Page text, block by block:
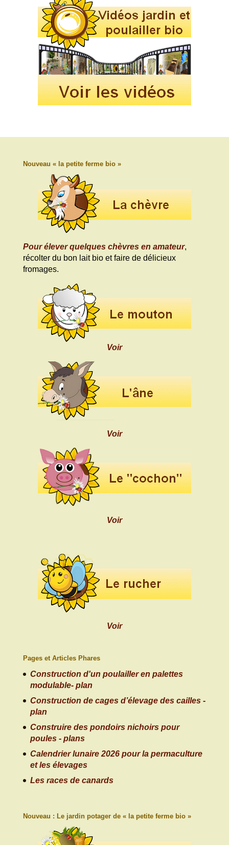
Nouveau « la petite ferme bio »
Pour élever quelques chèvres en amateur,
récolter du bon lait bio et faire de délicieux
fromages.
Voir
Voir
Voir
Voir
Pages et Articles Phares
Construction d'un poulailler en palettes
modulable- plan
Construction de cages d’élevage des cailles -
plan
Construire des pondoirs nichoirs pour
poules - plans
Calendrier lunaire 2026 pour la permaculture
et les élevages
Les races de canards
Nouveau : Le jardin potager de « la petite ferme bio »